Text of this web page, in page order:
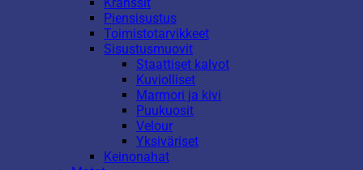
Kranssit
Piensisustus
Toimistotarvikkeet
Sisustusmuovit
Staattiset kalvot
Kuviolliset
Marmori ja kivi
Puukuosit
Velour
Yksiväriset
Keinonahat